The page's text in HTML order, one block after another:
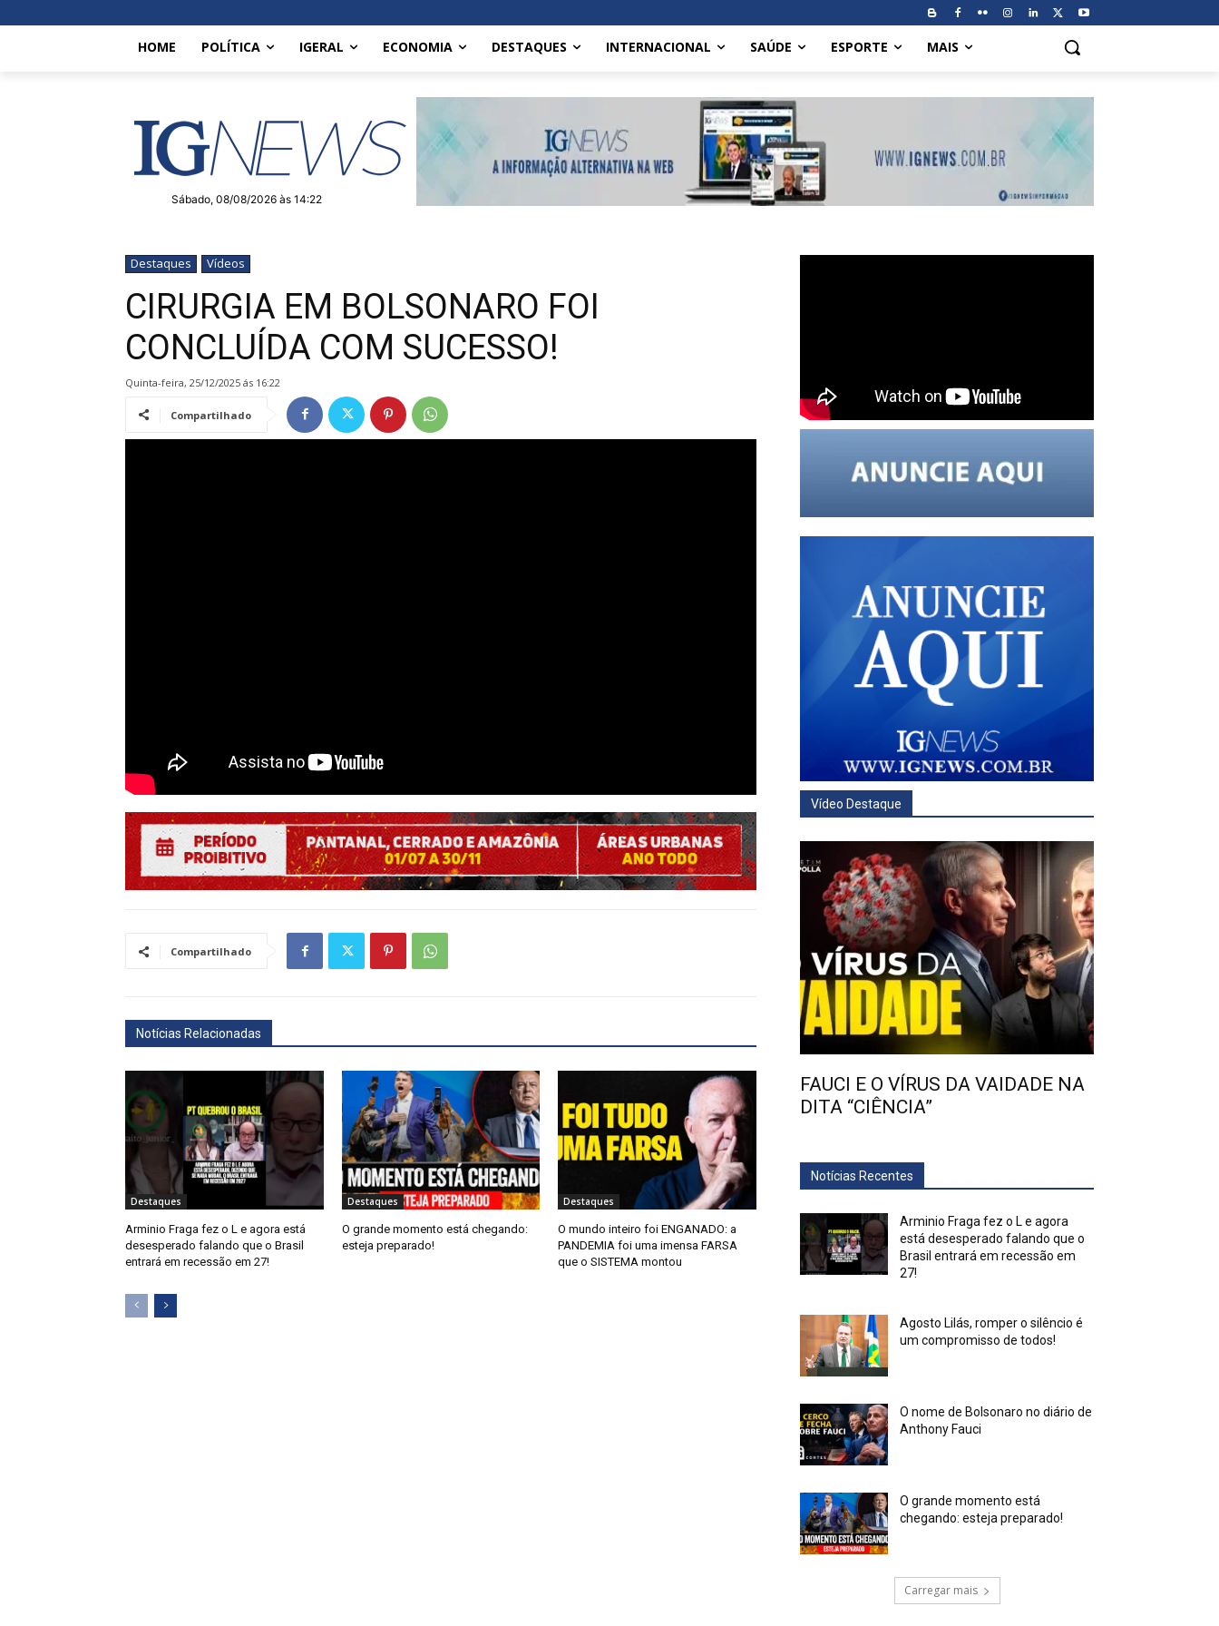
HOME POLÍTICA IGERAL ECONOMIA DESTAQUES INTERNACIONAL SAÚDE ESPORTE MAIS
Sábado, 08/08/2026 às 14:22
Destaques Vídeos
CIRURGIA EM BOLSONARO FOI
CONCLUÍDA COM SUCESSO!
quinta-feira, 25/12/2025 ás 16:22
Compartilhado
Compartilhado
Notícias Relacionadas
Destaques
Arminio Fraga fez o L e agora está
desesperado falando que o Brasil
entrará em recessão em 27!
Destaques
O grande momento está chegando:
esteja preparado!
Destaques
O mundo inteiro foi ENGANADO: a
PANDEMIA foi uma imensa FARSA
que o SISTEMA montou
Vídeo Destaque
FAUCI E O VÍRUS DA VAIDADE NA
DITA “CIÊNCIA”
Notícias Recentes
Arminio Fraga fez o L e agora
está desesperado falando que o
Brasil entrará em recessão em
27!
Agosto Lilás, romper o silêncio é
um compromisso de todos!
O nome de Bolsonaro no diário de
Anthony Fauci
O grande momento está
chegando: esteja preparado!
Carregar mais